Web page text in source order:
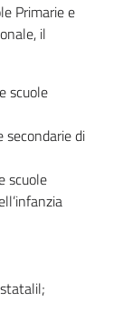
Primarie e
il
scuole
secondarie di
scuole